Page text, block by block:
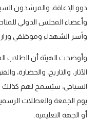
ذوو الإعاقة، والمرشدون
وأسر الشهداء وموظفي وزارة
وأوضحت الهيئة أن الطلاب
الآثار، والتاريخ، والحضارة،
السياحي، سيُسمح لهم كذلك
يوم الجمعة والعطلات
أو الجهة التعليمية.